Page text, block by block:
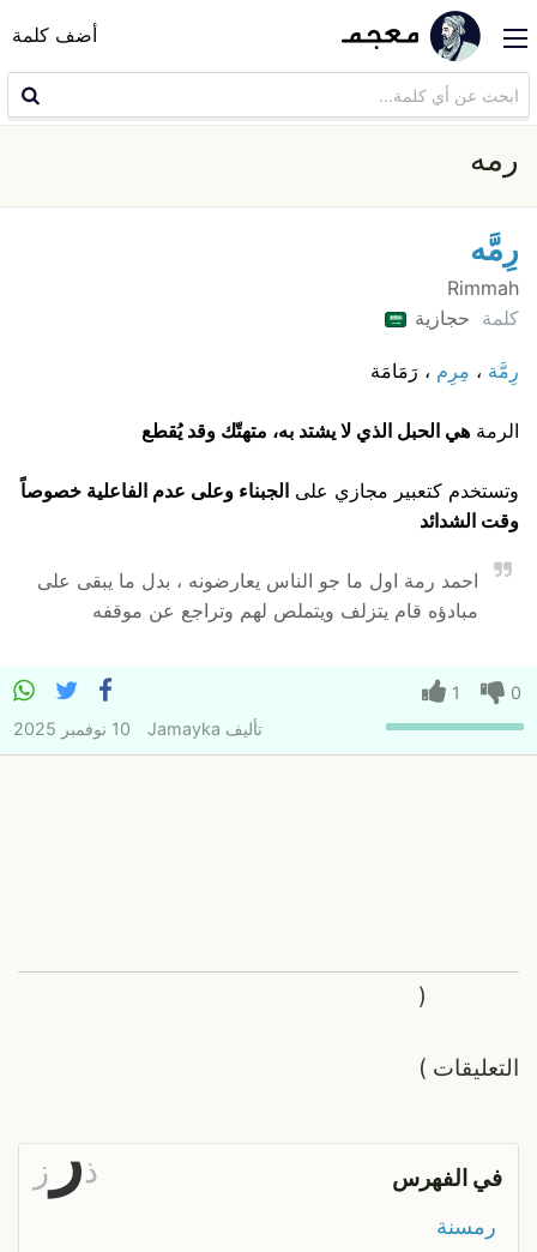
أضف كلمة
رمه
رِمَّه
Rimmah
كلمة حجازية
رِمَّة ، مِرِم ، رَمَامَة
الرمة هي الحبل الذي لا يشتد به، متهتّك وقد يُقطع
وتستخدم كتعبير مجازي على الجبناء وعلى عدم الفاعلية خصوصاً
وقت الشدائد
احمد رمة اول ما جو الناس يعارضونه ، بدل ما يبقى على
مبادؤه قام يتزلف ويتملص لهم وتراجع عن موقفه
0
1
تأليف Jamayka 10 نوفمبر 2025
التعليقات
(
)
في الفهرس ذر ز
رمسنة